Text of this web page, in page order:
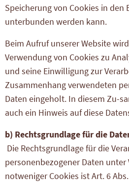
Speicherung von Cookies in
unterbunden werden kann.
Beim Aufruf unserer Website
Verwendung von Cookies zu
und seine Einwilligung zur
Zusammenhang verwendeten
Daten eingeholt. In diesem Zu-
auch ein Hinweis auf diese
b) Rechtsgrundlage für die
Die Rechtsgrundlage für die
personenbezogener Daten
notweniger Cookies ist Art. 6 Abs.